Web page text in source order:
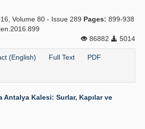
Volume 80 - Issue 289 Pages: 899-938
86882
5014
(English) Full Text PDF
Antalya Kalesi: Surlar, Kapılar ve